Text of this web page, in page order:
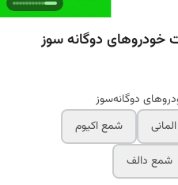
خودروهای دوگانه‌ سوز
دوگانه‌سوز
شمع اکیوم
شمع دالف